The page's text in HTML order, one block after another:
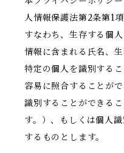
人情報保護法第2条第1
すなわち、生存する個
情報に含まれる氏名、
特定の個人を識別する
容易に照合することが
識別することができる
す。）、もしくは個人
するものとします。